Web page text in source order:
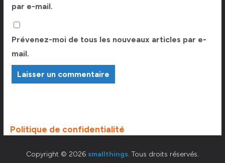
par e-mail.
Prévenez-moi de tous les nouveaux articles par e-
mail.
Politique de confidentialité
Copyright © 2026 smallthings. Tous droits réservés.